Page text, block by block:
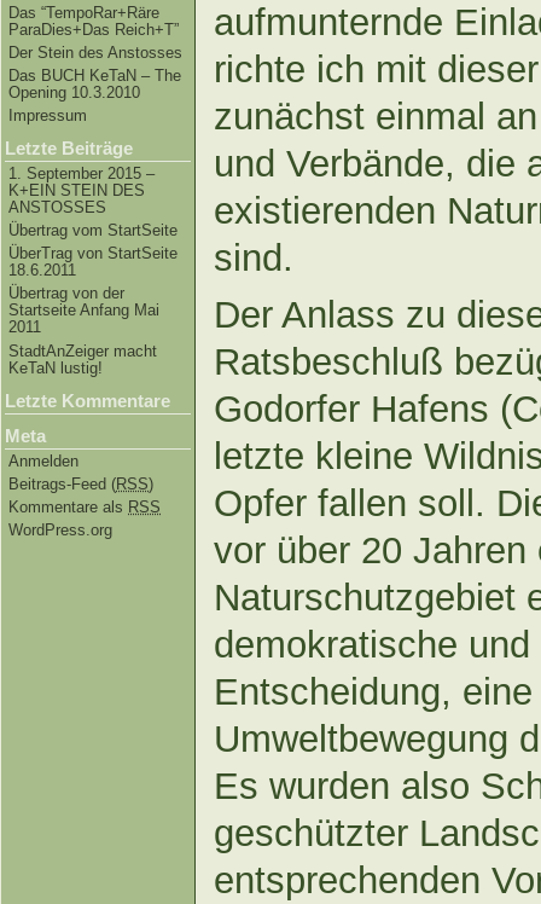
Das “TempoRar+Räre
ParaDies+Das Reich+T”
Der Stein des Anstosses
Das BUCH KeTaN – The
Opening 10.3.2010
Impressum
Letzte Beiträge
1. September 2015 –
K+EIN STEIN DES
ANSTOSSES
Übertrag vom StartSeite
ÜberTrag von StartSeite
18.6.2011
Übertrag von der
Startseite Anfang Mai
2011
StadtAnZeiger macht
KeTaN lustig!
Letzte Kommentare
Meta
Anmelden
Beitrags-Feed (RSS)
Kommentare als RSS
WordPress.org
aufmunternde
richte ich mit
zunächst einmal
und Verbände, die
existierenden
sind.
Der Anlass zu
Ratsbeschluß
Godorfer Hafens
letzte kleine
Opfer fallen soll.
vor über 20 Jahren
Naturschutzgebiet
demokratische
Entscheidung,
Umweltbewegung
Es wurden also
geschützter
entsprechenden